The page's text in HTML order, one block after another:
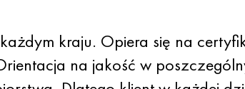
kraju. Opiera się na
na jakość w